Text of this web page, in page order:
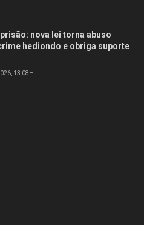
nova lei torna abuso
hediondo e obriga suporte
13:08H